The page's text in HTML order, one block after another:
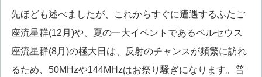
先ほども述べましたが、これからすぐに遭遇するふたご
座流星群(12月)や、夏の一大イベントであるペルセウス
座流星群(8月)の極大日は、反射のチャンスが頻繁に訪れ
るため、50MHzや144MHzはお祭り騒ぎになります。普